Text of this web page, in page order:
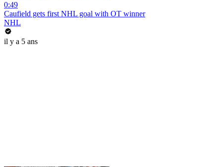
0:49
Caufield gets first NHL goal with OT winner
NHL
il y a 5 ans